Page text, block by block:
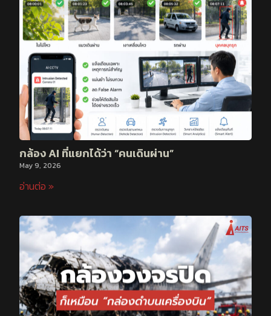
กล้อง AI ที่แยกได้ว่า “คนเดินผ่าน”
May 9, 2026
อ่านต่อ »